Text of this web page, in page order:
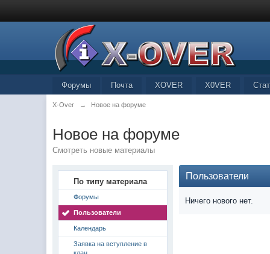
Почта XOVER X0VER
Форумы
X-Over → Новое на форуме
Новое на форуме
Смотреть новые материалы
По типу материала
Форумы
Пользователи
Календарь
Заявка на вступление в
Пользователи
Ничего нового нет.